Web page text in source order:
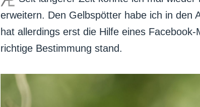
erweitern. Den Gelbspötter habe ich in den
hat allerdings erst die Hilfe eines
richtige Bestimmung stand.